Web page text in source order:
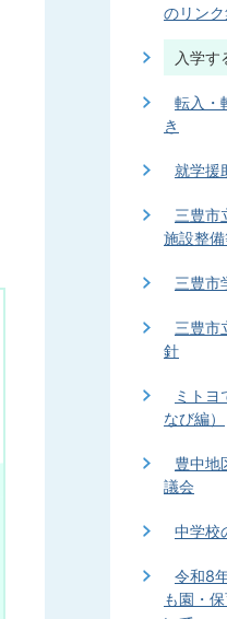
のリン
入学す
転入・
き
就学援
三豊市
施設整
三豊市
三豊市
針
ミトヨ
なび編）
豊中地
議会
中学校
令和8
も園・